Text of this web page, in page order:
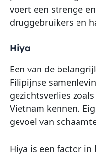
voert een strenge
druggebruikers en
Hiya
Een van de
Filipijnse
gezichtsverlies
Vietnam kennen.
gevoel van
Hiya is een factor